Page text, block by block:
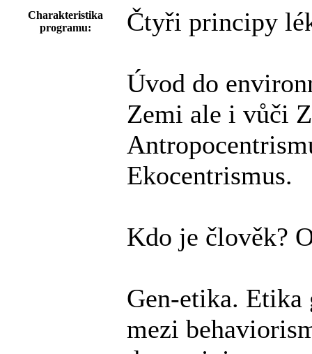
Charakteristika
programu:
Čtyři principy
Úvod do
Zemi ale i vůči
Ekocentrismus.
Kdo je člověk?
Gen-etika. Etika
mezi